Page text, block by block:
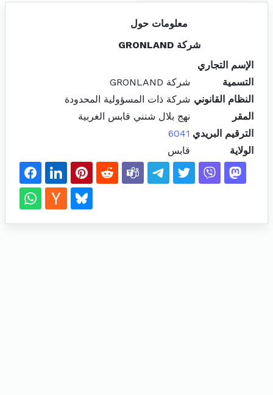
معلومات حول
شركة GRONLAND
الإسم التجاري
التسمية
شركة GRONLAND
النظام القانوني شركة ذات المسؤولية المحدودة
المقر
نهج بلال شنني قابس الغربية
الترقيم البريدي 6041
الولاية
قابس